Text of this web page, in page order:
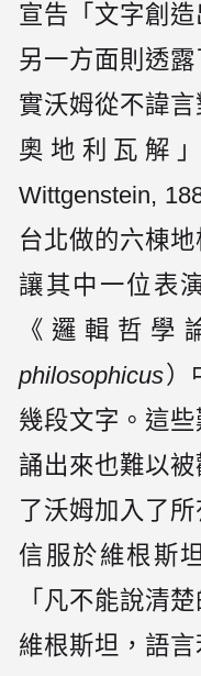
宣告「文字創
另一方面則透
實沃姆從不諱
奧地利瓦解
Wittgenstein,
台北做的六棟
讓其中一位表
《邏輯哲學
philosophicus）
幾段文字。這
誦出來也難以
了沃姆加入了
信服於維根斯
「凡不能說清
維根斯坦，語